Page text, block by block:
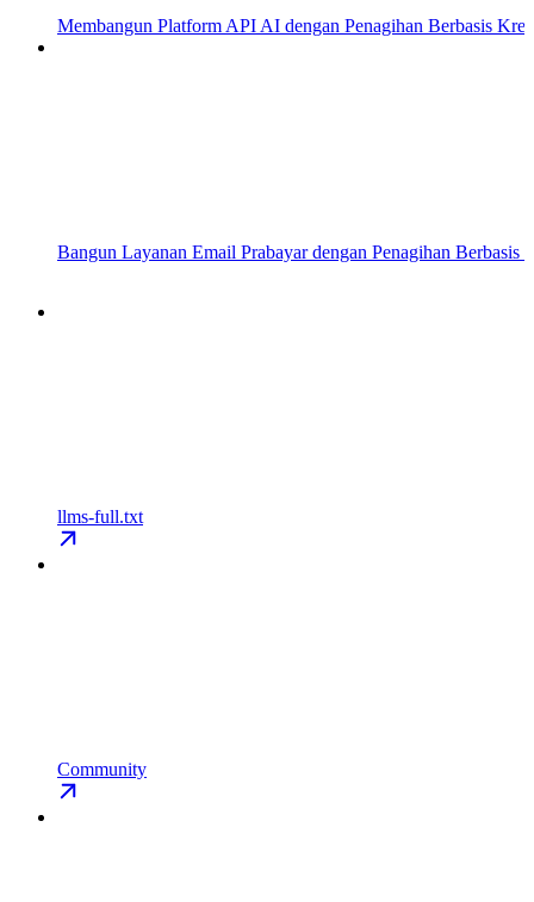
Membangun Platform API AI dengan Penagihan Berbasis
Bangun Layanan Email Prabayar dengan Penagihan Berbasis
llms-full.txt
Community